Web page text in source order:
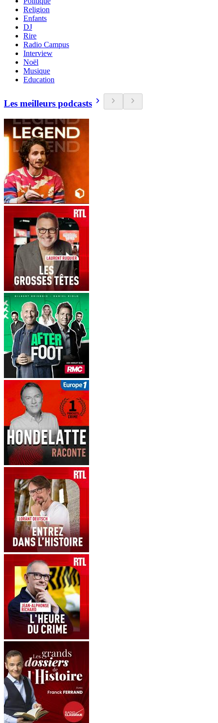
Religion
Enfants
DJ
Rire
Radio Campus
Interview
Noël
Musique
Education
Les meilleurs podcasts